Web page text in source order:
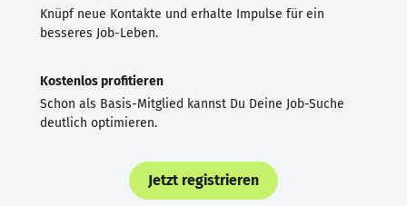
Knüpf neue Kontakte und erhalte Impulse für ein
besseres Job-Leben.
Kostenlos profitieren
Schon als Basis-Mitglied kannst Du Deine Job-Suche
deutlich optimieren.
Jetzt registrieren